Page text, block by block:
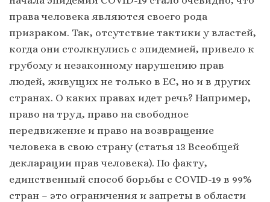
права человека являются своего рода
призраком. Так, отсутствие тактики у властей,
когда они столкнулись с эпидемией, привело к
грубому и незаконному нарушению прав
людей, живущих не только в ЕС, но и в других
странах. О каких правах идет речь? Например,
право на труд, право на свободное
передвижение и право на возвращение
человека в свою страну (статья 13 Всеобщей
декларации прав человека). По факту,
единственный способ борьбы с COVID-19 в 99%
стран – это ограничения и запреты в области